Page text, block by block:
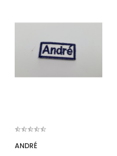
ANDRÉ